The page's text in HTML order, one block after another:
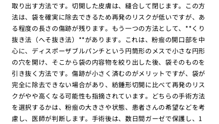
取り出す方法です。切開した皮膚は、縫合して閉じます。この方
法は、袋を確実に除去できるため再発のリスクが低いですが、あ
る程度の長さの傷跡が残ります。もう一つの方法として、**くり
抜き法（へそ抜き法）**があります。これは、粉瘤の開口部を中
心に、ディスポーザブルパンチという円筒形のメスで小さな円形
の穴を開け、そこから袋の内容物を絞り出した後、袋そのものを
引き抜く方法です。傷跡が小さく済むのがメリットですが、袋が
完全に除去できない場合があり、紡錘形切開に比べて再発のリス
クがやや高くなる可能性も指摘されています。どちらの手術方法
を選択するかは、粉瘤の大きさや状態、患者さんの希望などを考
慮し、医師が判断します。手術後は、数日間ガーゼで保護し、1